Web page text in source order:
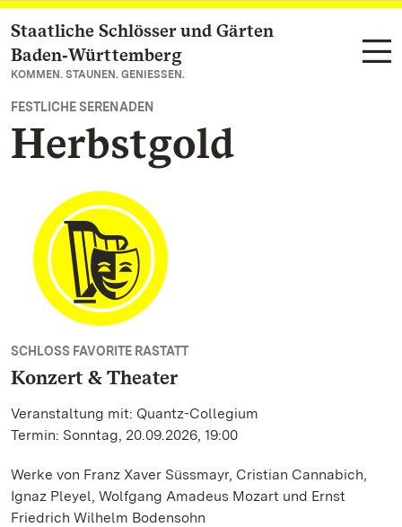
Zum Hauptinhalt springen
Staatliche Schlösser und Gärten
Baden‑Württemberg
KOMMEN. STAUNEN. GENIESSEN.
FESTLICHE SERENADEN
Herbstgold
SCHLOSS FAVORITE RASTATT
Konzert & Theater
Veranstaltung mit: Quantz-Collegium
Termin: Sonntag, 20.09.2026, 19:00
Werke von Franz Xaver Süssmayr, Cristian Cannabich,
Ignaz Pleyel, Wolfgang Amadeus Mozart und Ernst
Friedrich Wilhelm Bodensohn